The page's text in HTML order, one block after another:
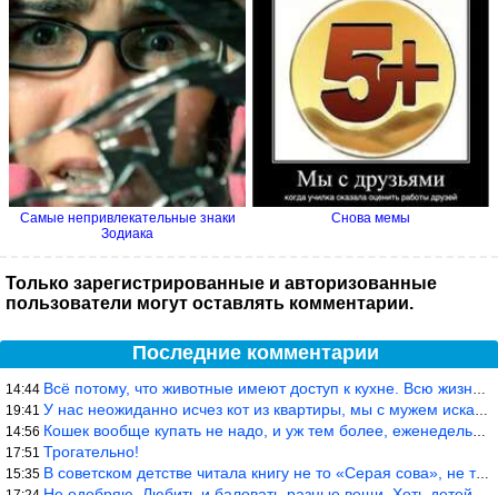
Самые непривлекательные знаки
Зодиака
Снова мемы
Только зарегистрированные и авторизованные
пользователи могут оставлять комментарии.
Последние комментарии
14:44 Всё потому, что животные имеют доступ к кухне. Всю жизнь живу с
19:41 У нас неожиданно исчез кот из квартиры, мы с мужем искали повсюд
14:56 Кошек вообще купать не надо, и уж тем более, еженедельно, как лю
17:51 Трогательно!
15:35 В советском детстве читала книгу не то «Серая сова», не то ещё к